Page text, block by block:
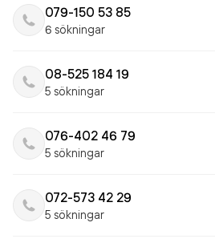
079-150 53 85
6 sökningar
08-525 184 19
5 sökningar
076-402 46 79
5 sökningar
072-573 42 29
5 sökningar